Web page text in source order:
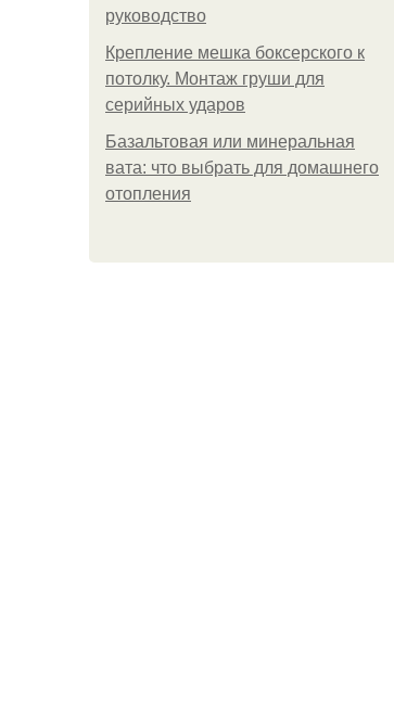
руководство
Крепление мешка боксерского к
потолку. Монтаж груши для
серийных ударов
Базальтовая или минеральная
вата: что выбрать для домашнего
отопления